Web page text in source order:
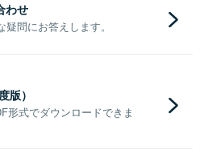
わせ
問にお答えします。
版）
形式でダウンロードできま